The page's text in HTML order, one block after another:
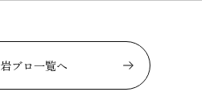
岩ブロ一覧へ